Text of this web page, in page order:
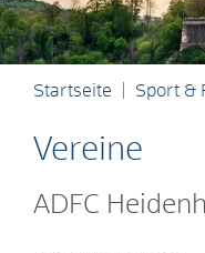
Startseite Sport &
Vereine
ADFC